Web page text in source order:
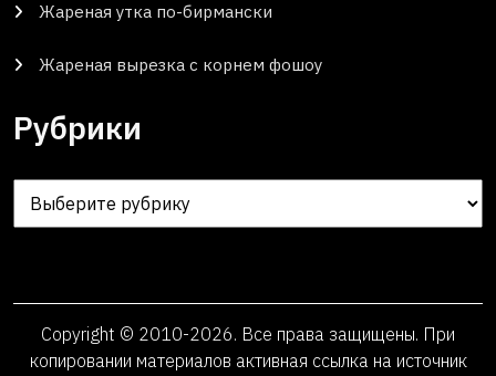
Жареная утка по-бирмански
Жареная вырезка с корнем фошоу
Рубрики
Рубрики
Copyright © 2010-2026. Все права защищены. При
копировании материалов активная ссылка на источник